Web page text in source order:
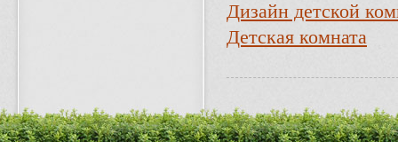
Дизайн детской
Детская комната